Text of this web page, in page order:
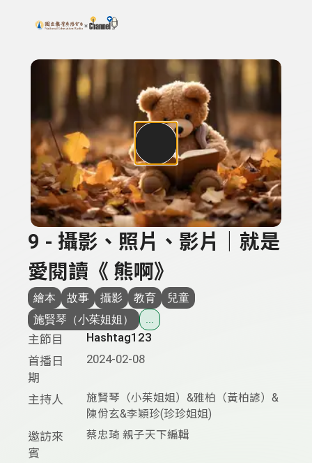
上方功能區塊
搜尋關鍵字：可輸入節目名稱、主持人或關鍵字
9 - 攝影、照片、影片｜就是
愛閱讀《 熊啊》
繪本 故事 攝影 教育
兒童
施賢琴（小茱姐姐）
...
主節目
Hashtag123
首播日
期
2024-02-08
主持人
施賢琴（小茱姐姐）&雅柏（黃柏諺）&
陳佾玄&李穎珍(珍珍姐姐)
邀訪來
賓
蔡忠琦 親子天下編輯